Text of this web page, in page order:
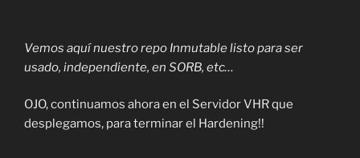
Vemos aquí nuestro repo Inmutable listo para ser
usado, independiente, en SORB, etc…
OJO, continuamos ahora en el Servidor VHR que
desplegamos, para terminar el Hardening!!